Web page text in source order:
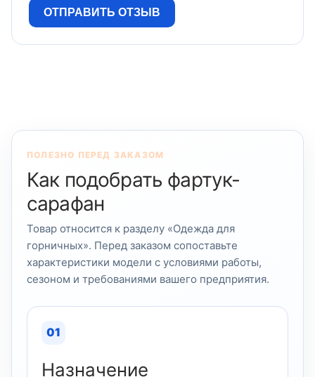
ПОЛЕЗНО ПЕРЕД ЗАКАЗОМ
Как подобрать фартук-
сарафан
Товар относится к разделу «Одежда для
горничных». Перед заказом сопоставьте
характеристики модели с условиями работы,
сезоном и требованиями вашего предприятия.
01
Назначение